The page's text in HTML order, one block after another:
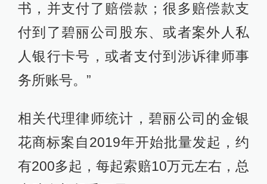
书，并支付了赔偿款；很多赔偿款支
付到了碧丽公司股东、或者案外人私
人银行卡号，或者支付到涉诉律师事
务所账号。”
相关代理律师统计，碧丽公司的金银
花商标案自2019年开始批量发起，约
有200多起，每起索赔10万元左右，总